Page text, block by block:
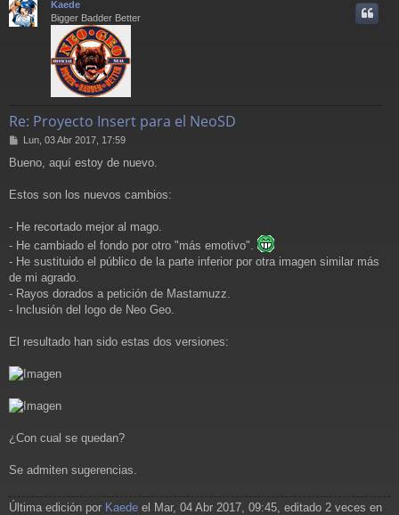
Kaede
Bigger Badder Better
Re: Proyecto Insert para el NeoSD
M
n
a
e
Lun, 03 Abr 2017, 17:59
Bueno, aquí estoy de nuevo.
Estos son los nuevos cambios:
- He recortado mejor al mago.
- He cambiado el fondo por otro "más emotivo".
- He sustituido el público de la parte inferior por otra imagen similar más
de mi agrado.
- Rayos dorados a petición de Mastamuzz.
- Inclusión del logo de Neo Geo.
El resultado han sido estas dos versiones:
¿Con cual se quedan?
Se admiten sugerencias.
Última edición por Kaede el Mar, 04 Abr 2017, 09:45, editado 2 veces en